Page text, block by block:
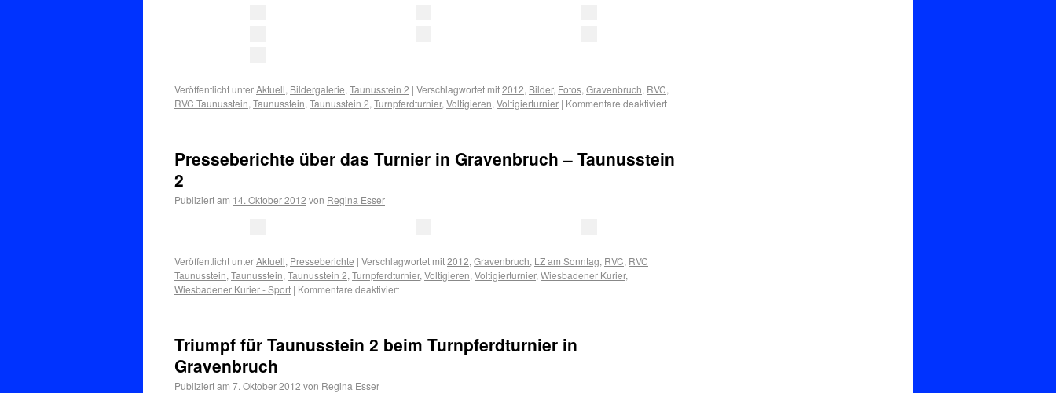
Veröffentlicht unterAktuell, Bildergalerie, Taunusstein 2 | Verschlagwortet mit2012, Bilder, Fotos, Gravenbruch, RVC,
RVC Taunusstein, Taunusstein, Taunusstein 2, Turnpferdturnier, Voltigieren, Voltigierturnier | Kommentare deaktiviert
Presseberichte über das Turnier in Gravenbruch – Taunusstein
2
Publiziert am 14. Oktober 2012 von Regina Esser
Veröffentlicht unterAktuell, Presseberichte | Verschlagwortet mit2012, Gravenbruch, LZ am Sonntag, RVC, RVC
Taunusstein, Taunusstein, Taunusstein 2, Turnpferdturnier, Voltigieren, Voltigierturnier, Wiesbadener Kurier,
Wiesbadener Kurier - Sport | Kommentare deaktiviert
Triumpf für Taunusstein 2 beim Turnpferdturnier in
Gravenbruch
Publiziert am 7. Oktober 2012 von Regina Esser